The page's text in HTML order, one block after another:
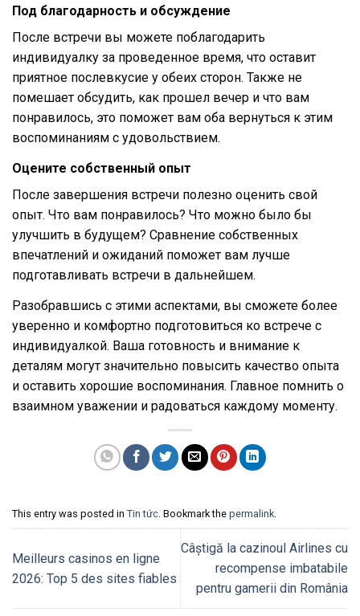
Под благодарность и обсуждение
После встречи вы можете поблагодарить
индивидуалку за проведенное время, что оставит
приятное послевкусие у обеих сторон. Также не
помешает обсудить, как прошел вечер и что вам
понравилось, это поможет вам оба вернуться к этим
воспоминаниям с удовольствием.
Оцените собственный опыт
После завершения встречи полезно оценить свой
опыт. Что вам понравилось? Что можно было бы
улучшить в будущем? Сравнение собственных
впечатлений и ожиданий поможет вам лучше
подготавливать встречи в дальнейшем.
Разобравшись с этими аспектами, вы сможете более
уверенно и комфортно подготовиться ко встрече с
индивидуалкой. Ваша готовность и внимание к
деталям могут значительно повысить качество опыта
и оставить хорошие воспоминания. Главное помнить о
взаимном уважении и радоваться каждому моменту.
This entry was posted in Tin tức . Bookmark the permalink
Meilleurs casinos en ligne
2026: Top 5 des sites fiables
Câștigă la cazinoul Airlines cu
recompense imbatabile
pentru gamerii din România